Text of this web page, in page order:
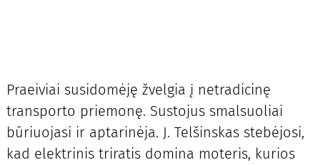
Praeiviai susidomėję žvelgia į netradicinę
transporto priemonę. Sustojus smalsuoliai
būriuojasi ir aptarinėja. J. Telšinskas stebėjosi,
kad elektrinis triratis domina moteris, kurios